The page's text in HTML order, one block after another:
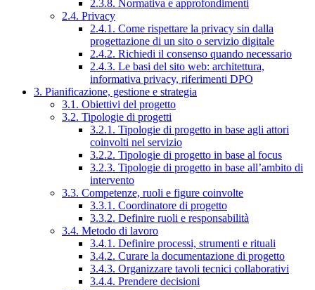
2.3.8. Normativa e approfondimenti
2.4. Privacy
2.4.1. Come rispettare la privacy sin dalla
progettazione di un sito o servizio digitale
2.4.2. Richiedi il consenso quando necessario
2.4.3. Le basi del sito web: architettura,
informativa privacy, riferimenti DPO
3. Pianificazione, gestione e strategia
3.1. Obiettivi del progetto
3.2. Tipologie di progetti
3.2.1. Tipologie di progetto in base agli attori
coinvolti nel servizio
3.2.2. Tipologie di progetto in base al focus
3.2.3. Tipologie di progetto in base all’ambito di
intervento
3.3. Competenze, ruoli e figure coinvolte
3.3.1. Coordinatore di progetto
3.3.2. Definire ruoli e responsabilità
3.4. Metodo di lavoro
3.4.1. Definire processi, strumenti e rituali
3.4.2. Curare la documentazione di progetto
3.4.3. Organizzare tavoli tecnici collaborativi
3.4.4. Prendere decisioni